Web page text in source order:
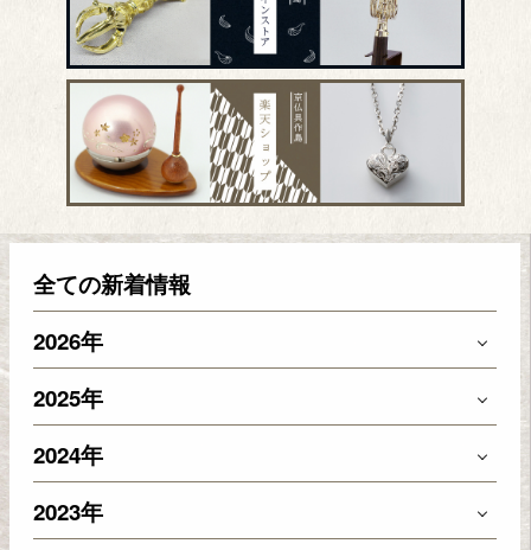
全ての新着情報
2026年
2025年
2024年
2023年